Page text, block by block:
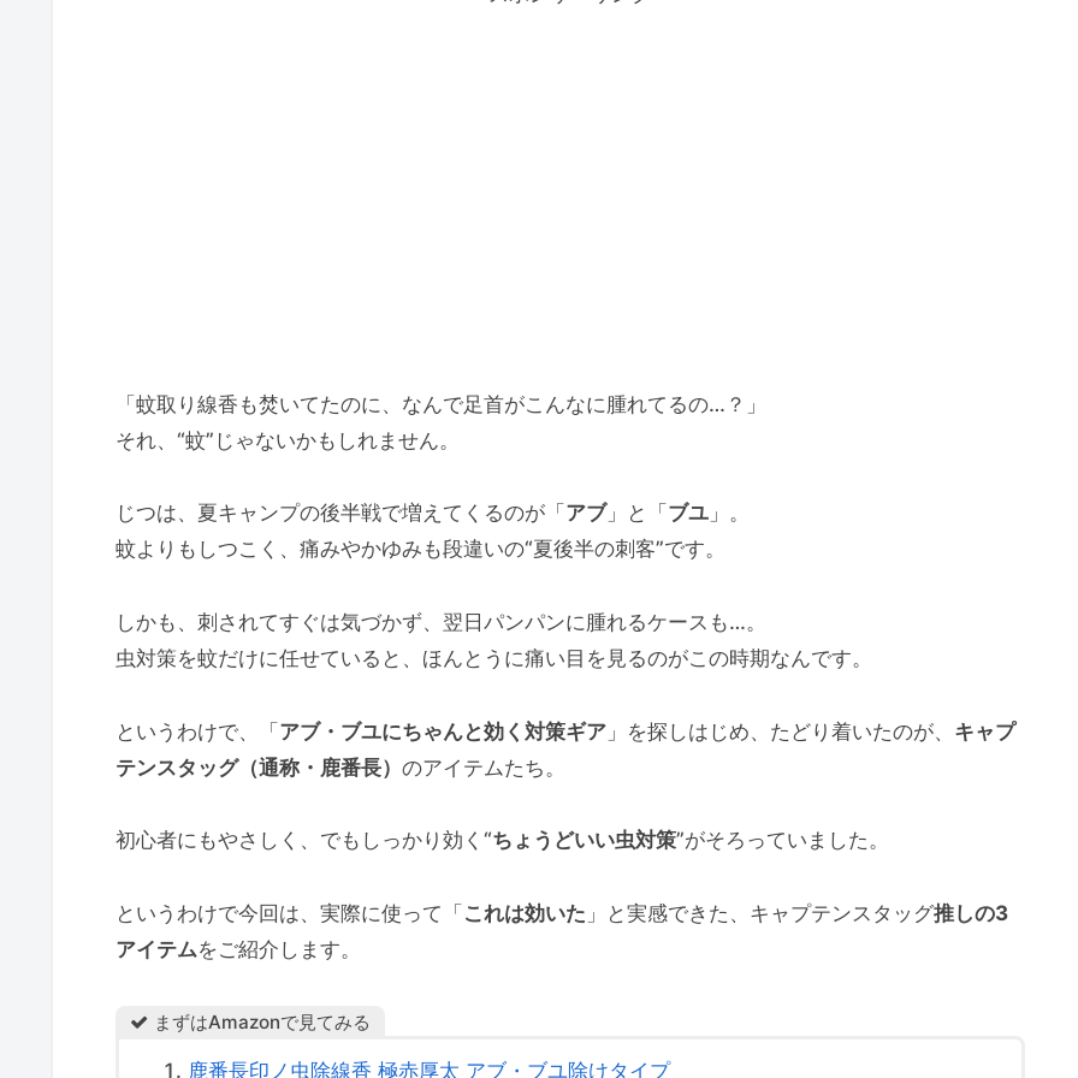
「蚊取り線香も焚いてたのに、なんで足首がこんなに腫れてるの…？」
それ、“蚊”じゃないかもしれません。
じつは、夏キャンプの後半戦で増えてくるのが「 アブ」と「 ブユ 」。
蚊よりもしつこく、痛みやかゆみも段違いの“夏後半の刺客”です。
しかも、刺されてすぐは気づかず、翌日パンパンに腫れるケースも…。
虫対策を蚊だけに任せていると、ほんとうに痛い目を見るのがこの時期なんです。
というわけで、「アブ・ブユにちゃんと効く対策ギア 」を探しはじめ、たどり着いたのが、 キャプ
テンスタッグ（通称・鹿番長） のアイテムたち。
初心者にもやさしく、でもしっかり効く“ちょうどいい虫対策”がそろっていました。
というわけで今回は、実際に使って「これは効いた 」と実感できた、キャプテンスタッグ推しの3
アイテムをご紹介します。
まずはAmazonで見てみる
鹿番長印ノ虫除線香 極赤厚太 アブ・ブユ除けタイプ